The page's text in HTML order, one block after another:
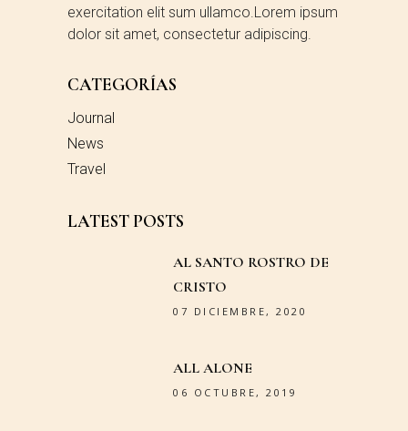
exercitation elit sum ullamco.Lorem ipsum
dolor sit amet, consectetur adipiscing.
CATEGORÍAS
Journal
News
Travel
LATEST POSTS
AL SANTO ROSTRO DE
CRISTO
07 DICIEMBRE, 2020
ALL ALONE
06 OCTUBRE, 2019